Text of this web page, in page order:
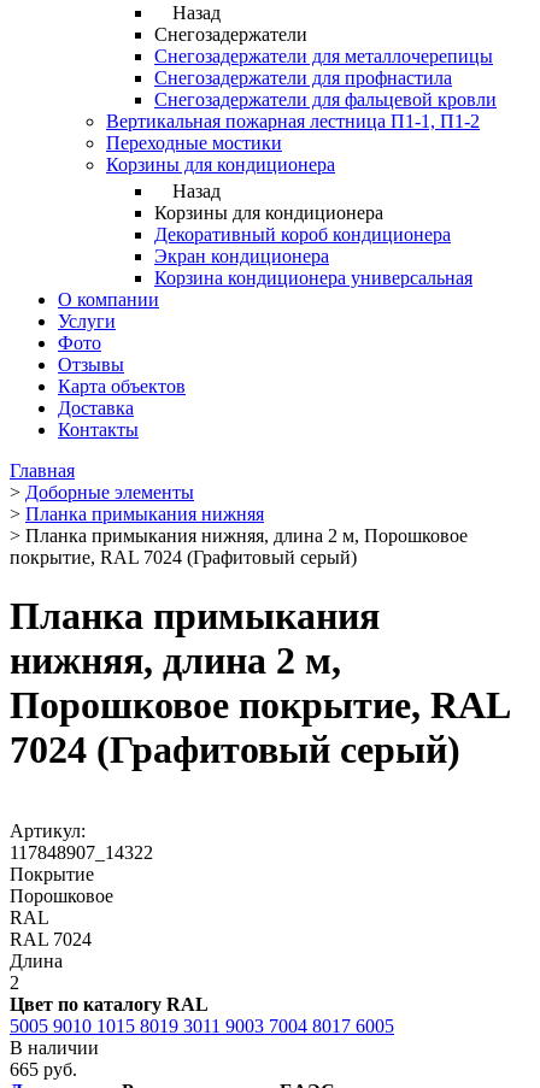
Назад
Снегозадержатели
Снегозадержатели для металлочерепицы
Снегозадержатели для профнастила
Снегозадержатели для фальцевой кровли
Вертикальная пожарная лестница П1-1, П1-2
Переходные мостики
Корзины для кондиционера
Назад
Корзины для кондиционера
Декоративный короб кондиционера
Экран кондиционера
Корзина кондиционера универсальная
О компании
Услуги
Фото
Отзывы
Карта объектов
Доставка
Контакты
Главная
> Доборные элементы
> Планка примыкания нижняя
> Планка примыкания нижняя, длина 2 м, Порошковое
покрытие, RAL 7024 (Графитовый серый)
Планка примыкания
нижняя, длина 2 м,
Порошковое покрытие, RAL
7024 (Графитовый серый)
Артикул:
117848907_14322
Покрытие
Порошковое
RAL
RAL 7024
Длина
2
Цвет по каталогу RAL
5005 9010 1015 8019 3011 9003 7004 8017 6005
В наличии
665 руб.